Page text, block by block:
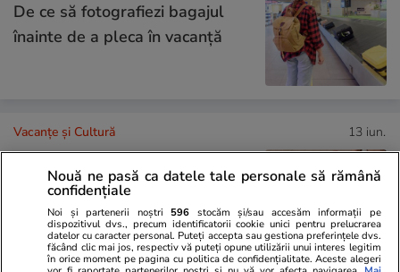
De ce să fotografiezi bagajul
înainte de a pleca în vacanță
Vacanțe și Cultură 13 iun.
Ce să iei cu tine în vacanță: lista
completă de lucruri esențiale
Nouă ne pasă ca datele tale personale să rămână
confidențiale
Noi și partenerii noștri 596 stocăm și/sau accesăm informații pe
dispozitivul dvs., precum identificatorii cookie unici pentru prelucrarea
datelor cu caracter personal. Puteți accepta sau gestiona preferințele dvs.
făcând clic mai jos, respectiv vă puteți opune utilizării unui interes legitim
în orice moment pe pagina cu politica de confidențialitate. Aceste alegeri